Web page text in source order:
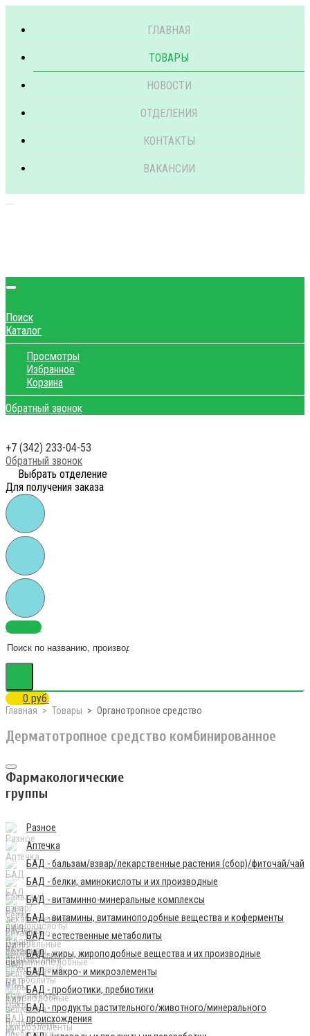
ГЛАВНАЯ
ТОВАРЫ
НОВОСТИ
ОТДЕЛЕНИЯ
КОНТАКТЫ
ВАКАНСИИ
Поиск
Каталог
Просмотры
Избранное
Корзина
Обратный звонок
+7 (342) 233-04-53
Обратный звонок
Выбрать отделение
Для получения заказа
Каталог
0 руб.
Главная Товары Органотропное средство
Дерматотропное средство комбинированное
Фармакологические
группы
Разное
Аптечка
БАД - бальзам/взвар/лекарственные растения (сбор)/фиточай/чай
БАД - белки, аминокислоты и их производные
БАД - витаминно-минеральные комплексы
БАД - витамины, витаминоподобные вещества и коферменты
БАД - естественные метаболиты
БАД - жиры, жироподобные вещества и их производные
БАД - макро- и микроэлементы
БАД - пробиотики, пребиотики
БАД - продукты растительного/животного/минерального
происхождения